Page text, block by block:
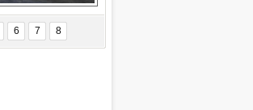
Ford Focus RS
(2015)
6 7 8